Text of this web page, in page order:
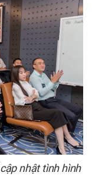
nhật tình hình